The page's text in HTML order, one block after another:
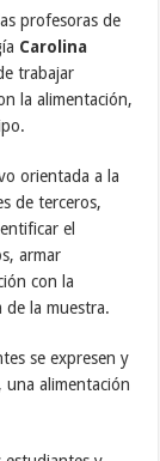
profesoras de
Carolina
trabajar
la alimentación,
orientada a la
de terceros,
el
armar
con la
de la muestra.
se expresen y
una alimentación